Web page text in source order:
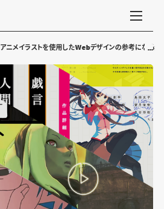
アニメイラストを使用したWebデザインの参考になる素